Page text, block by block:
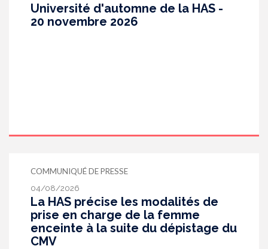
Université d'automne de la HAS -
20 novembre 2026
COMMUNIQUÉ DE PRESSE
04/08/2026
La HAS précise les modalités de
prise en charge de la femme
enceinte à la suite du dépistage du
CMV